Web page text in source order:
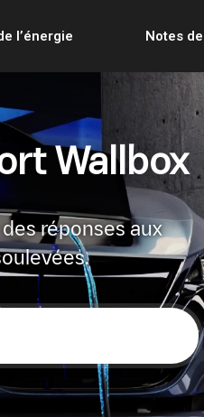
l’énergie Notes
Wallbox
réponses aux